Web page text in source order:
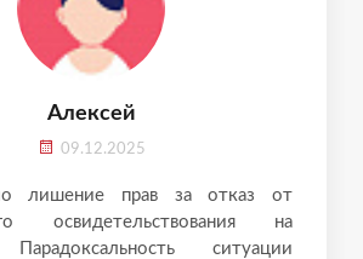
лишение прав за отказ от
освидетельствования на
Парадоксальность ситуации
Алексей
09.12.2025